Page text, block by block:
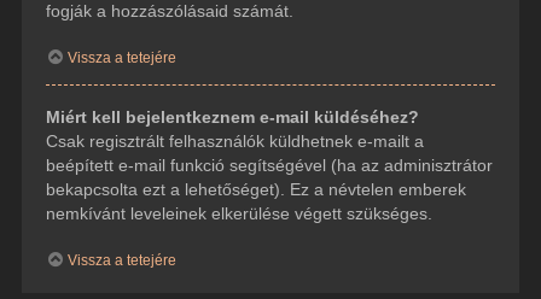
fogják a hozzászólásaid számát.
Vissza a tetejére
Miért kell bejelentkeznem e-mail küldéséhez?
Csak regisztrált felhasználók küldhetnek e-mailt a
beépített e-mail funkció segítségével (ha az adminisztrátor
bekapcsolta ezt a lehetőséget). Ez a névtelen emberek
nemkívánt leveleinek elkerülése végett szükséges.
Vissza a tetejére